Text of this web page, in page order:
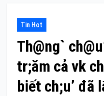
Tin Hot
Th@ng`
tr;ăm cả vk
biết ch;u’ đã